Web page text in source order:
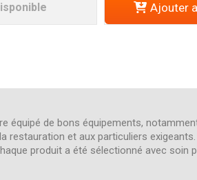
Ajouter
de bons équipements,
et aux particuliers
produit a été sélectionné avec